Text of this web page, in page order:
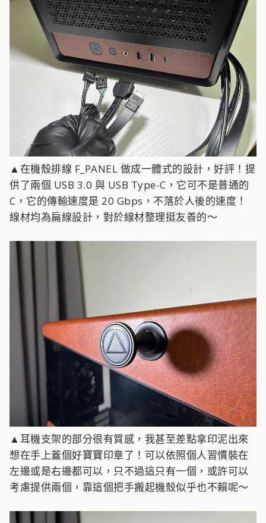
▲在機殼排線 F_PANEL 做成一體式的設計，好評！提
供了兩個 USB 3.0 與 USB Type-C，它可不是普通的
C，它的傳輸速度是 20 Gbps，不落於人後的速度！
線材均為扁線設計，對於線材整理挺友善的～
▲耳機支架的部分很有質感，我甚至差點拿印泥出來
想在手上蓋個好寶寶印章了！可以依照個人習慣裝在
左邊或是右邊都可以，只不過這只有一個，或許可以
考慮提供兩個，靠這個把手搬起機殼似乎也不賴呢～